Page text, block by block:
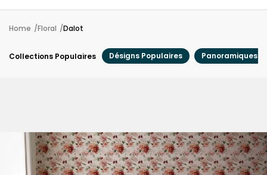
Home Floral Dalot
Collections Populaires Désigns Populaires Panoramiques